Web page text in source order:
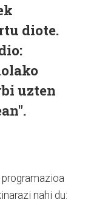
diote.
uzten
nahi du: